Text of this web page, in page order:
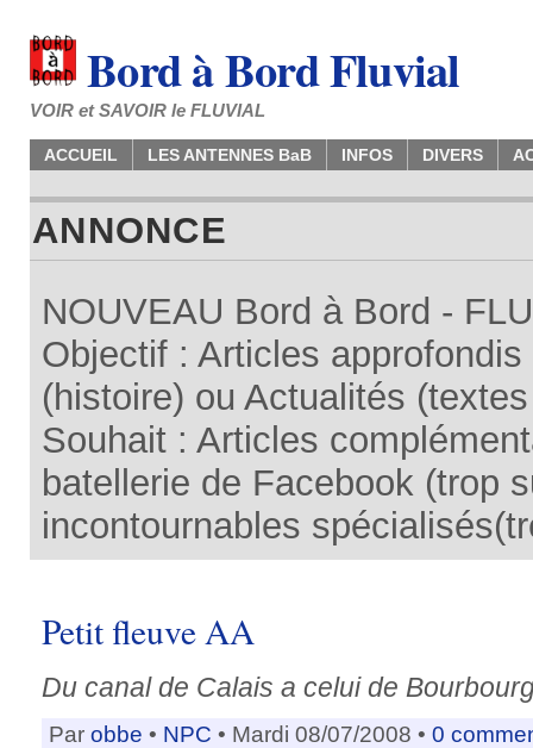
Bord à Bord Fluvial
VOIR et SAVOIR le FLUVIAL
ACCUEIL LES ANTENNES BaB INFOS DIVERS
ANNONCE
NOUVEAU Bord à Bord -
Objectif : Articles
(histoire) ou Actualités
Souhait : Articles
batellerie de Facebook (trop
incontournables
Petit fleuve AA
Du canal de Calais a celui de
Par obbe • NPC • Mardi 08/07/2008 • 0